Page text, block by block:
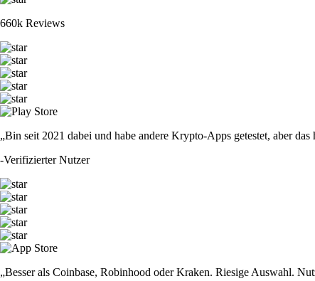
660k Reviews
„Bin seit 2021 dabei und habe andere Krypto-Apps getestet, aber
-Verifizierter Nutzer
„Besser als Coinbase, Robinhood oder Kraken. Riesige Auswahl.